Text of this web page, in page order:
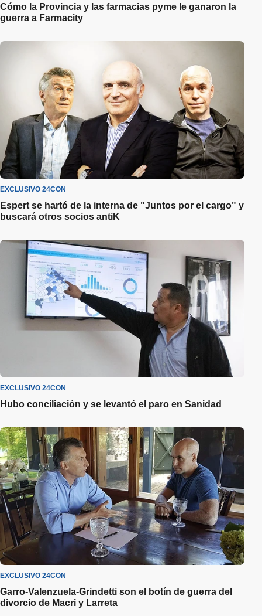
Cómo la Provincia y las farmacias pyme le ganaron la
guerra a Farmacity
EXCLUSIVO 24CON
Espert se hartó de la interna de "Juntos por el cargo" y
buscará otros socios antiK
EXCLUSIVO 24CON
Hubo conciliación y se levantó el paro en Sanidad
EXCLUSIVO 24CON
Garro-Valenzuela-Grindetti son el botín de guerra del
divorcio de Macri y Larreta